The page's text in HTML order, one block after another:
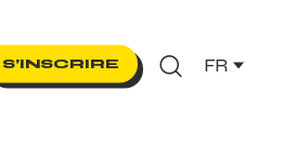
S’INSCRIRE FR